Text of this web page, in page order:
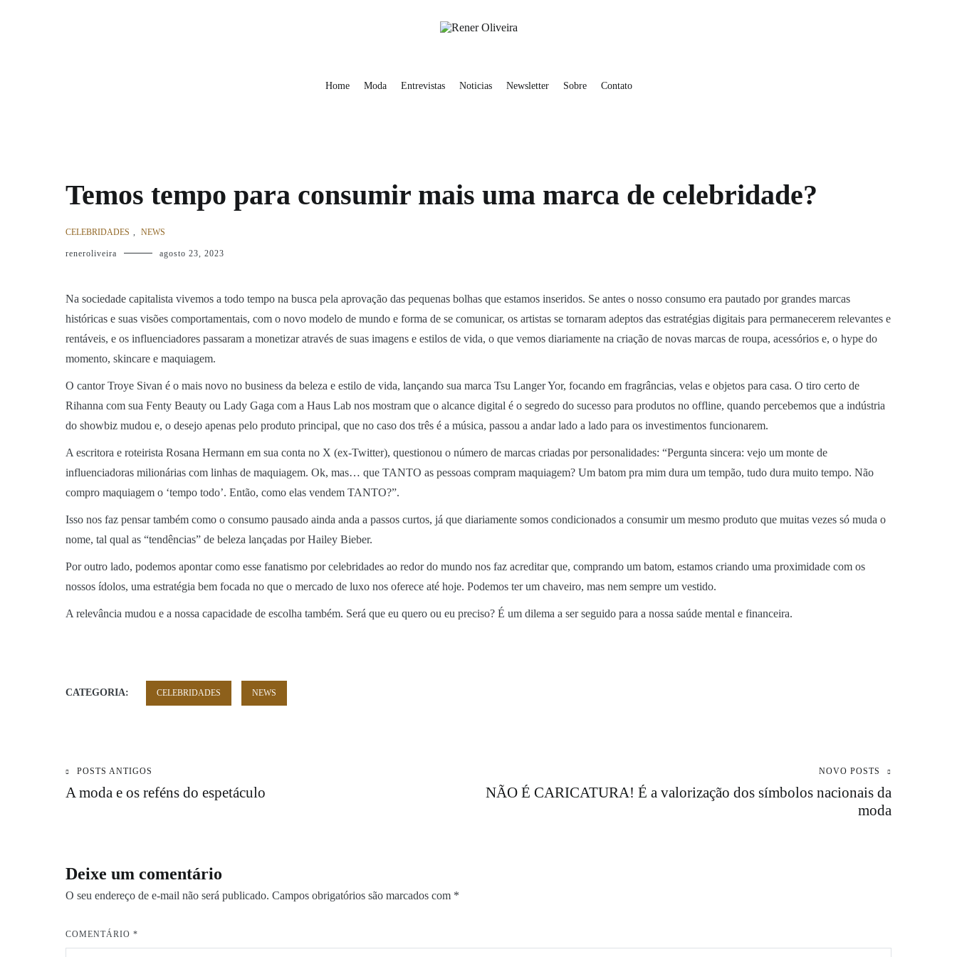
Home Moda Entrevistas Noticias Newsletter Sobre Contato
Temos tempo para consumir mais uma marca de celebridade?
CELEBRIDADES , NEWS
reneroliveira agosto 23, 2023
Na sociedade capitalista vivemos a todo tempo na busca pela aprovação das pequenas bolhas que estamos inseridos. Se antes o nosso consumo era pautado por grandes marcas
históricas e suas visões comportamentais, com o novo modelo de mundo e forma de se comunicar, os artistas se tornaram adeptos das estratégias digitais para permanecerem relevantes e
rentáveis, e os influenciadores passaram a monetizar através de suas imagens e estilos de vida, o que vemos diariamente na criação de novas marcas de roupa, acessórios e, o hype do
momento, skincare e maquiagem.
O cantor Troye Sivan é o mais novo no business da beleza e estilo de vida, lançando sua marca Tsu Langer Yor, focando em fragrâncias, velas e objetos para casa. O tiro certo de
Rihanna com sua Fenty Beauty ou Lady Gaga com a Haus Lab nos mostram que o alcance digital é o segredo do sucesso para produtos no offline, quando percebemos que a indústria
do showbiz mudou e, o desejo apenas pelo produto principal, que no caso dos três é a música, passou a andar lado a lado para os investimentos funcionarem.
A escritora e roteirista Rosana Hermann em sua conta no X (ex-Twitter), questionou o número de marcas criadas por personalidades: “Pergunta sincera: vejo um monte de
influenciadoras milionárias com linhas de maquiagem. Ok, mas… que TANTO as pessoas compram maquiagem? Um batom pra mim dura um tempão, tudo dura muito tempo. Não
compro maquiagem o ‘tempo todo’. Então, como elas vendem TANTO?”.
Isso nos faz pensar também como o consumo pausado ainda anda a passos curtos, já que diariamente somos condicionados a consumir um mesmo produto que muitas vezes só muda o
nome, tal qual as “tendências” de beleza lançadas por Hailey Bieber.
Por outro lado, podemos apontar como esse fanatismo por celebridades ao redor do mundo nos faz acreditar que, comprando um batom, estamos criando uma proximidade com os
nossos ídolos, uma estratégia bem focada no que o mercado de luxo nos oferece até hoje. Podemos ter um chaveiro, mas nem sempre um vestido.
A relevância mudou e a nossa capacidade de escolha também. Será que eu quero ou eu preciso? É um dilema a ser seguido para a nossa saúde mental e financeira.
CATEGORIA: CELEBRIDADES NEWS
Navegação
POSTS ANTIGOS
A moda e os reféns do espetáculo
NOVO POSTS
NÃO É CARICATURA! É a valorização dos símbolos nacionais da
moda
Deixe um comentário
O seu endereço de e-mail não será publicado. Campos obrigatórios são marcados com *
COMENTÁRIO *